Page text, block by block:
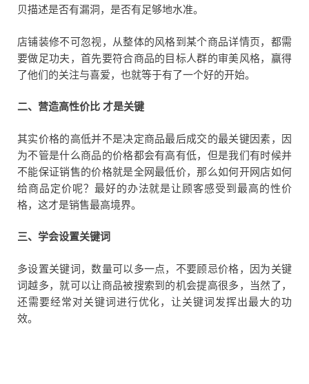
贝描述是否有漏洞，是否有足够地水准。
店铺装修不可忽视，从整体的风格到某个商品详情页，都需
要做足功夫，首先要符合商品的目标人群的审美风格，赢得
了他们的关注与喜爱，也就等于有了一个好的开始。
二、营造高性价比 才是关键
其实价格的高低并不是决定商品最后成交的最关键因素，因
为不管是什么商品的价格都会有高有低，但是我们有时候并
不能保证销售的价格就是全网最低价，那么如何开网店如何
给商品定价呢？最好的办法就是让顾客感受到最高的性价
格，这才是销售最高境界。
三、学会设置关键词
多设置关键词，数量可以多一点，不要顾忌价格，因为关键
词越多，就可以让商品被搜索到的机会提高很多，当然了，
还需要经常对关键词进行优化，让关键词发挥出最大的功
效。